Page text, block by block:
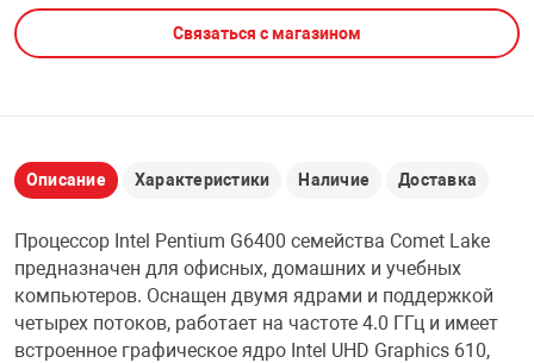
PCI АДАПТЕРЫ
USB
НАБОР ДЛЯ
CD-DVD ДИСКИ
ЛЕНТА ДЛЯ
ДОМА
ТЕХНИКА
Связаться с магазином
Описание Характеристики Наличие Доставка
Процессор Intel Pentium G6400 семейства Comet Lake
предназначен для офисных, домашних и учебных
компьютеров. Оснащен двумя ядрами и поддержкой
четырех потоков, работает на частоте 4.0 ГГц и имеет
встроенное графическое ядро Intel UHD Graphics 610,